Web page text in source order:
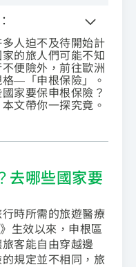
人迫不及待開始計
的旅人們可能不知
不便險外，前往歐洲
—「申根保險」。
家要保申根保險？
文帶你一探究竟。
去哪些國家要
時所需的旅遊醫療
生效以來，申根區
客能自由穿越邊
規定並不相同，旅